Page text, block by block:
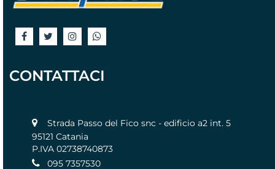
CONTATTACI
Strada Passo del Fico snc - edificio a2 int. 5
95121 Catania
P.IVA 02738740873
095 7357530